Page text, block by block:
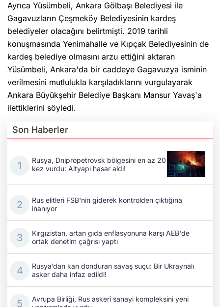
Ayrıca Yüsümbeli, Ankara Gölbaşı Belediyesi ile
Gagavuzların Çeşmeköy Belediyesinin kardeş
belediyeler olacağını belirtmişti. 2019 tarihli
konuşmasında Yenimahalle ve Kıpçak Belediyesinin de
kardeş belediye olmasını arzu ettiğini aktaran
Yüsümbeli, Ankara'da bir caddeye Gagavuzya isminin
verilmesini mutlulukla karşıladıklarını vurgulayarak
Ankara Büyükşehir Belediye Başkanı Mansur Yavaş'a
ilettiklerini söyledi.
Son Haberler
Rusya, Dnipropetrovsk bölgesini en az 20
kez vurdu: Altyapı hasar aldı!
Rus elitleri FSB'nin giderek kontrolden çıktığına
inanıyor
Kırgızistan, artan gıda enflasyonuna karşı AEB'de
ortak denetim çağrısı yaptı
Rusya’dan kan donduran savaş suçu: Bir Ukraynalı
asker daha infaz edildi!
Avrupa Birliği, Rus askerî sanayi kompleksini yeni